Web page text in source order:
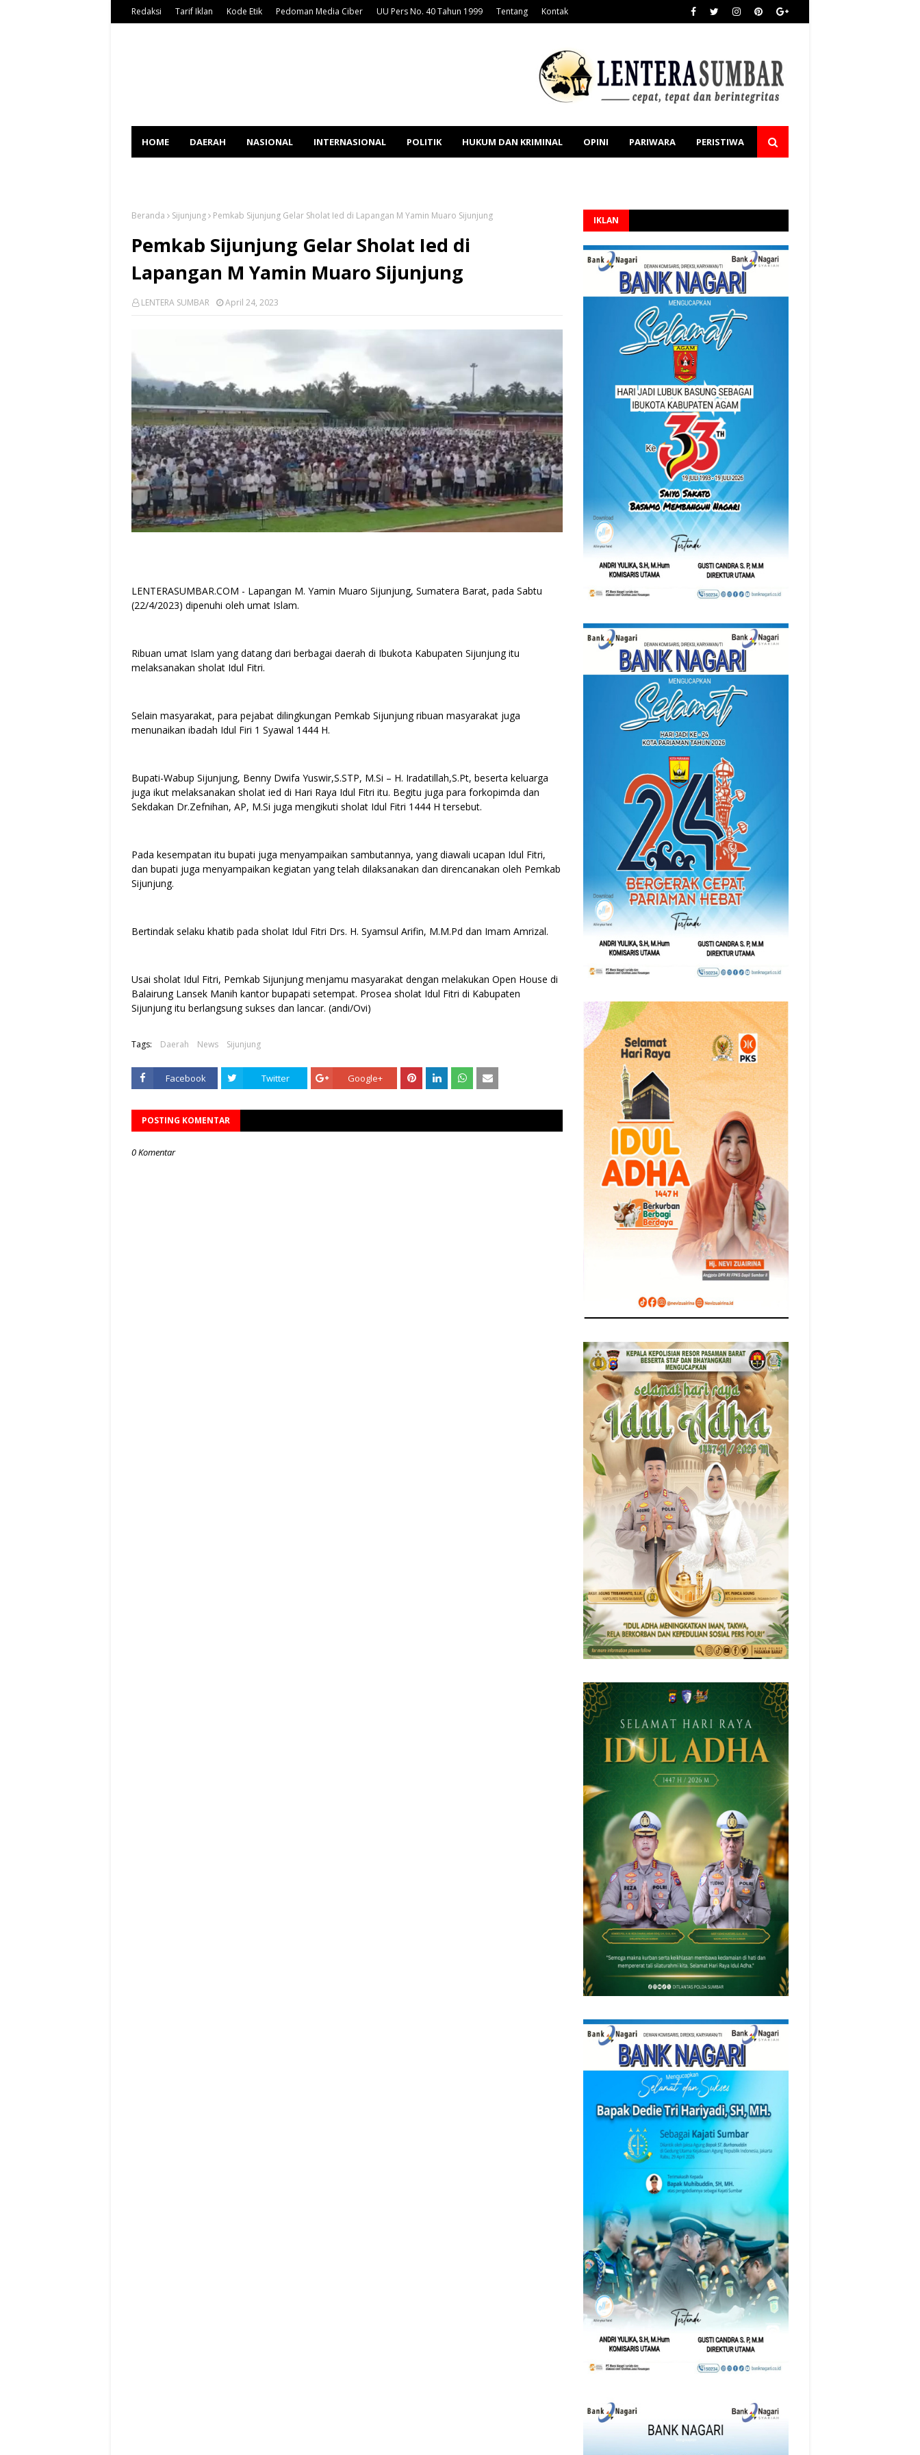
Redaksi Tarif Iklan Kode Etik Pedoman Media Ciber UU Pers No. 40 Tahun 1999 Tentang Kontak
HOME DAERAH NASIONAL INTERNASIONAL POLITIK HUKUM DAN KRIMINAL OPINI PARIWARA PERISTIWA
Beranda Sijunjung Pemkab Sijunjung Gelar Sholat Ied di Lapangan M Yamin Muaro Sijunjung
Pemkab Sijunjung Gelar Sholat Ied di
Lapangan M Yamin Muaro Sijunjung
LENTERA SUMBAR April 24, 2023
LENTERASUMBAR.COM - Lapangan M. Yamin Muaro Sijunjung, Sumatera Barat, pada Sabtu
(22/4/2023) dipenuhi oleh umat Islam.
Ribuan umat Islam yang datang dari berbagai daerah di Ibukota Kabupaten Sijunjung itu
melaksanakan sholat Idul Fitri.
Selain masyarakat, para pejabat dilingkungan Pemkab Sijunjung ribuan masyarakat juga
menunaikan ibadah Idul Firi 1 Syawal 1444 H.
Bupati-Wabup Sijunjung, Benny Dwifa Yuswir,S.STP, M.Si – H. Iradatillah,S.Pt, beserta keluarga
juga ikut melaksanakan sholat ied di Hari Raya Idul Fitri itu. Begitu juga para forkopimda dan
Sekdakan Dr.Zefnihan, AP, M.Si juga mengikuti sholat Idul Fitri 1444 H tersebut.
Pada kesempatan itu bupati juga menyampaikan sambutannya, yang diawali ucapan Idul Fitri,
dan bupati juga menyampaikan kegiatan yang telah dilaksanakan dan direncanakan oleh Pemkab
Sijunjung.
Bertindak selaku khatib pada sholat Idul Fitri Drs. H. Syamsul Arifin, M.M.Pd dan Imam Amrizal.
Usai sholat Idul Fitri, Pemkab Sijunjung menjamu masyarakat dengan melakukan Open House di
Balairung Lansek Manih kantor bupapati setempat. Prosea sholat Idul Fitri di Kabupaten
Sijunjung itu berlangsung sukses dan lancar. (andi/Ovi)
Tags: Daerah News Sijunjung
Facebook Twitter Google+
POSTING KOMENTAR
0 Komentar
IKLAN